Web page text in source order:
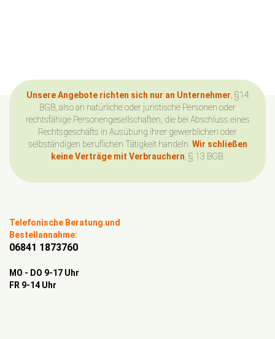
Unsere Angebote richten sich nur an Unternehmer , §14
BGB, also an natürliche oder juristische Personen oder
rechtsfähige Personengesellschaften, die bei Abschluss eines
Rechtsgeschäfts in Ausübung ihrer gewerblichen oder
selbständigen beruflichen Tätigkeit handeln. Wir schließen
keine Verträge mit Verbrauchern , § 13 BGB.
Telefonische Beratung und
Bestellannahme:
06841 1873760
MO - DO 9-17 Uhr
FR 9-14 Uhr